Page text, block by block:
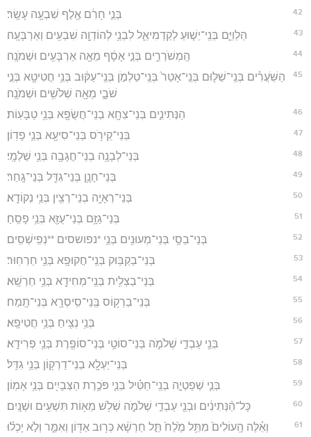
42 בְּנֵ֣י חָרִ֔ם אֶ֖לֶף שִׁבְעָ֥ה עָשָֽׂר׃
43 הַלְוִיִּ֑ם בְּנֵֽי־יֵשׁ֧וּעַ לְקַדְמִיאֵ֛ל לִבְנֵ֥י לְהוֹדְוָ֖ה שִׁבְעִ֥ים וְאַרְבָּעָֽה׃
44 הַֽמְשֹׁרְרִ֑ים בְּנֵ֣י אָסָ֔ף מֵאָ֖ה אַרְבָּעִ֥ים וּשְׁמֹנָֽה׃
45
הַשֹּֽׁעֲרִ֗ים בְּנֵֽי־שַׁלּ֤וּם בְּנֵֽי־אָטֵר֙ בְּנֵֽי־טַלְמֹ֣ן בְּנֵֽי־עַקּ֔וּב בְּנֵ֥י חֲטִיטָ֖א בְּנֵ֣י
שֹׁבָ֑י מֵאָ֖ה שְׁלֹשִׁ֥ים וּשְׁמֹנָֽה׃
46 הַנְּתִינִ֑ים בְּנֵי־צִחָ֥א בְנֵי־חֲשֻׂפָ֖א בְּנֵ֥י טַבָּעֽוֹת׃
47 בְּנֵי־קֵירֹ֥ס בְּנֵי־סִיעָ֖א בְּנֵ֥י פָדֽוֹן׃
48 בְּנֵי־לְבָנָ֥ה בְנֵי־חֲגָבָ֖ה בְּנֵ֥י שַׁלְמָֽי׃
49 בְּנֵי־חָנָ֥ן בְּנֵי־גִדֵּ֖ל בְּנֵי־גָֽחַר׃
50 בְּנֵי־רְאָיָ֥ה בְנֵי־רְצִ֖ין בְּנֵ֥י נְקוֹדָֽא׃
51 בְּנֵי־גַזָּ֥ם בְּנֵי־עֻזָּ֖א בְּנֵ֥י פָסֵֽחַ׃
52 בְּנֵי־בֵסַ֥י בְּנֵי־מְעוּנִ֖ים בְּנֵ֥י *נפושסים **נְפִֽישְׁסִֽים׃
53 בְּנֵי־בַקְבּ֥וּק בְּנֵֽי־חֲקוּפָ֖א בְּנֵ֥י חַרְחֽוּר׃
54 בְּנֵי־בַצְלִ֥ית בְּנֵֽי־מְחִידָ֖א בְּנֵ֥י חַרְשָֽׁא׃
55 בְּנֵי־בַרְק֥וֹס בְּֽנֵי־סִֽיסְרָ֖א בְּנֵי־תָֽמַח׃
56 בְּנֵ֥י נְצִ֖יחַ בְּנֵ֥י חֲטִיפָֽא׃
57 בְּנֵ֖י עַבְדֵ֣י שְׁלֹמֹ֑ה בְּנֵי־סוֹטַ֥י בְּנֵי־סוֹפֶ֖רֶת בְּנֵ֥י פְרִידָֽא׃
58 בְּנֵי־יַעְלָ֥א בְנֵי־דַרְק֖וֹן בְּנֵ֥י גִדֵּֽל׃
59 בְּנֵ֧י שְׁפַטְיָ֣ה בְנֵֽי־חַטִּ֗יל בְּנֵ֛י פֹּכֶ֥רֶת הַצְּבָיִ֖ים בְּנֵ֥י אָמֽוֹן׃
60 כָּל־הַ֨נְּתִינִ֔ים וּבְנֵ֖י עַבְדֵ֣י שְׁלֹמֹ֑ה שְׁלֹ֥שׁ מֵא֖וֹת תִּשְׁעִ֥ים וּשְׁנָֽיִם׃
61
וְאֵ֗לֶּה הָֽעוֹלִים֙ מִתֵּ֥ל מֶ֙לַח֙ תֵּ֣ל חַרְשָׁ֔א כְּר֥וּב אַדּ֖וֹן וְאִמֵּ֑ר וְלֹ֣א יָכְל֗וּ